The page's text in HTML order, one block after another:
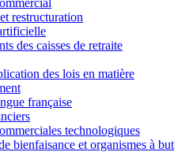
restructuration
des caisses de retraite
des lois en matière
française
technologiques
bienfaisance et organismes à but